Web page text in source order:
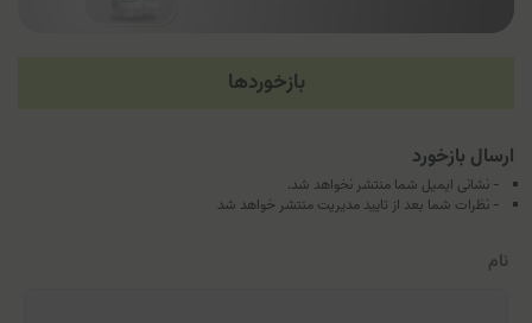
بازخوردها
ارسال بازخورد
- نشانی ایمیل شما منتشر نخواهد شد.
- نظرات شما بعد از تایید مدیریت منتشر خواهد شد
نام